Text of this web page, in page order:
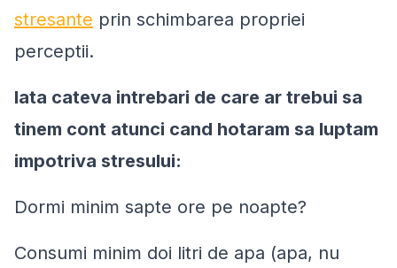
stresante prin schimbarea propriei
perceptii.
Iata cateva intrebari de care ar trebui sa
tinem cont atunci cand hotaram sa luptam
impotriva stresului:
Dormi minim sapte ore pe noapte?
Consumi minim doi litri de apa (apa, nu